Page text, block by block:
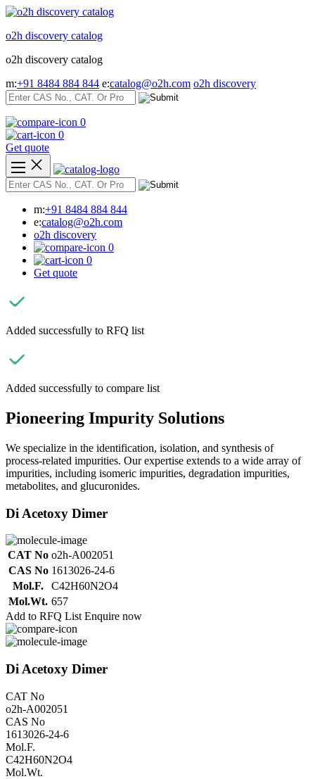
Skip
content
o2h discovery catalog
o2h discovery catalog
m:+91 8484 884 844 e:catalog@o2h.com o2h discovery
0
0
Get quote
m:+91 8484 884 844
e:catalog@o2h.com
o2h discovery
0
0
Get quote
Added successfully to RFQ list
Added successfully to compare list
Pioneering Impurity Solutions
We specialize in the identification, isolation, and synthesis of
process-related impurities. Our expertise extends to a wide array of
impurities, including isomeric impurities, degradation impurities,
metabolites, and glucuronides.
Di Acetoxy Dimer
CAT No o2h-A002051
CAS No 1613026-24-6
Mol.F.
C42H60N2O4
Mol.Wt. 657
Add to RFQ List Enquire now
Di Acetoxy Dimer
CAT No
o2h-A002051
CAS No
1613026-24-6
Mol.F.
C42H60N2O4
Mol.Wt.